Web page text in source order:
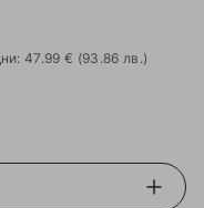
47.99 € (93.86 лв.)